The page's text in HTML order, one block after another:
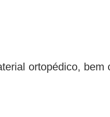
ortopédico,